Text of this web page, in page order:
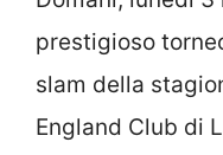
prestigioso
slam della
England Club di